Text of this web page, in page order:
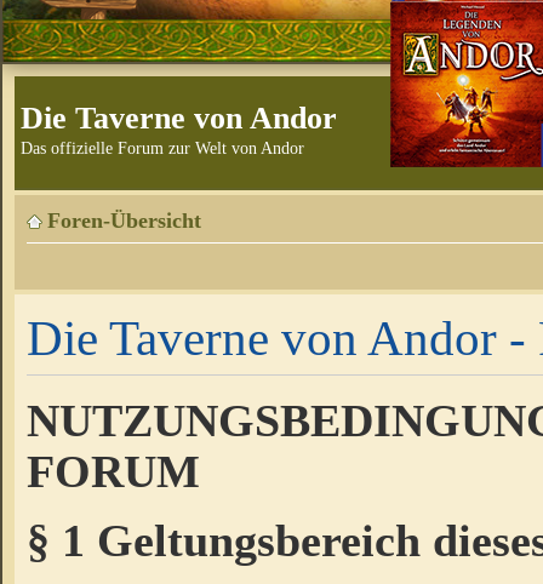
Die Taverne von Andor
Das offizielle Forum zur Welt von Andor
Foren-Übersicht
Die Taverne von Andor -
FORUM
§ 1 Geltungsbereich